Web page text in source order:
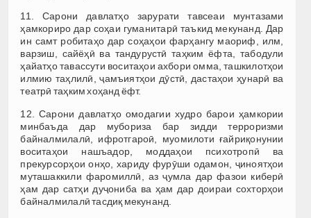
11. Сарони давлатҳо зарурати тавсеаи мунтазами
ҳамкориро дар соҳаи гуманитарӣ таъкид мекунанд. Дар
ин самт робитаҳо дар соҳаҳои фарҳангу маориф, илм,
варзиш, сайёҳӣ ва тандурустӣ таҳким ёфта, табодули
ҳайатҳо тавассути воситаҳои ахбори омма, ташкилотҳои
илмию таҳлилӣ, ҷамъиятҳои дӯстӣ, дастаҳои ҳунарӣ ва
театрӣ таҳким хоҳанд ёфт.
12. Сарони давлатҳо омодагии худро барои ҳамкории
минбаъда дар мубориза бар зидди терроризми
байналмилалӣ, ифротгароӣ, муомилоти ғайриқонунии
воситаҳои нашъадор, моддаҳои психотропӣ ва
прекурсорҳои онҳо, хариду фурӯши одамон, ҷиноятҳои
муташаккили фаромиллӣ, аз ҷумла дар фазои киберӣ
ҳам дар сатҳи дуҷониба ва ҳам дар доираи сохторҳои
байналмилалӣ тасдиқ мекунанд.